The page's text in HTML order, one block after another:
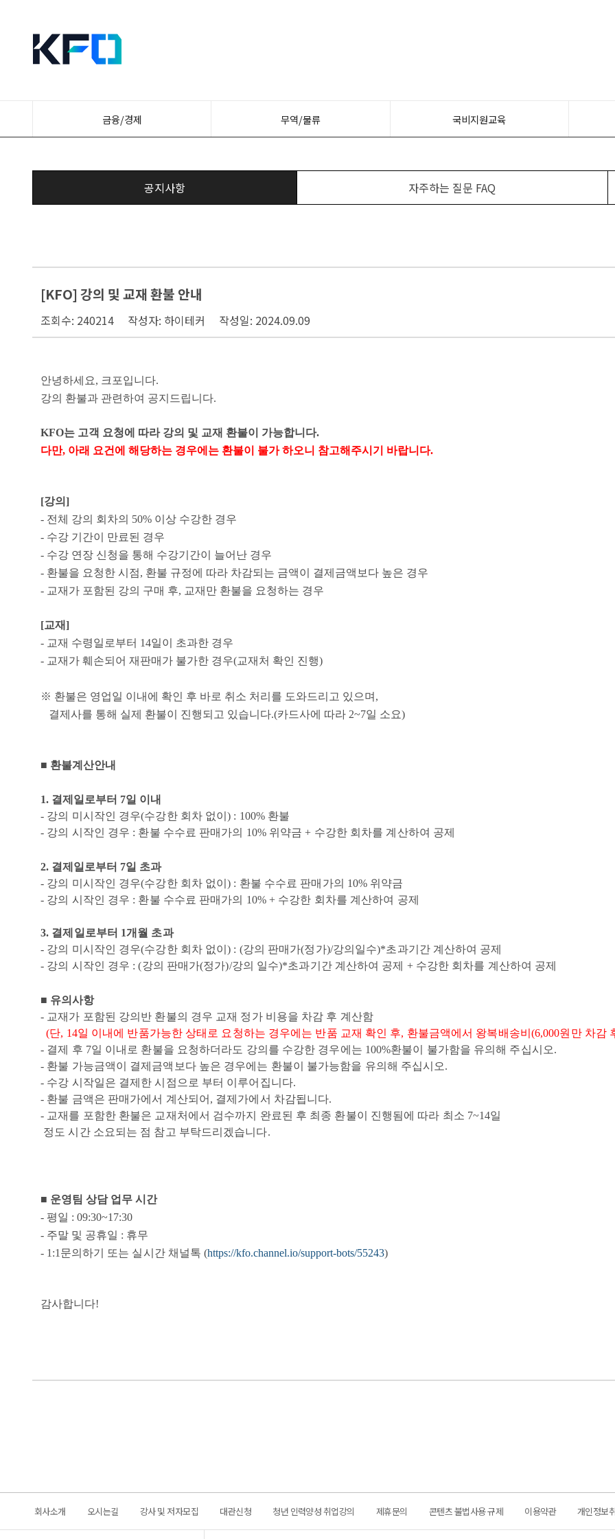
금융/경제 무역/물류 국비지원교육
공지사항 자주하는 질문 FAQ
[KFO] 강의 및 교재 환불 안내
조회수: 240214 작성자: 하이테커 작성일: 2024.09.09
안녕하세요, 크포입니다.
강의 환불과 관련하여 공지드립니다.
KFO는 고객 요청에 따라 강의 및 교재 환불이 가능합니다.
다만, 아래 요건에 해당하는 경우에는 환불이 불가 하오니 참고해주시기 바랍니다.
[강의]
- 전체 강의 회차의 50% 이상 수강한 경우
- 수강 기간이 만료된 경우
- 수강 연 장 신청을 통해 수강기간이 늘어난 경우
- 환불을 요청한 시점, 환불 규정에 따라 차감되는 금액이 결제금액보다 높은 경우
- 교재가 포함된 강의 구매 후, 교재만 환불을 요청하는 경우
[교재]
- 교재 수령일로부터 14일이 초과한 경우
- 교재가 훼손되어 재판매가 불가한 경우(교재처 확인 진행)
※ 환불은 영업일 이내에 확인 후 바로 취소 처리를 도와드리고 있으며,
결제사를 통해 실제 환불이 진행되고 있습니다.(카드사에 따라 2~7일 소요)
■ 환불계산안내
1. 결제일로부터 7일 이내
- 강의 미시작인 경우(수강한 회차 없이) : 100% 환불
- 강의 시작인 경우 : 환불 수수료 판매가의 10% 위약금 + 수강한 회차를 계산하여 공제
2. 결제일로부터 7일 초과
- 강의 미시작인 경우(수강한 회차 없이) : 환불 수수료 판매가의 10% 위약금
- 강의 시작인 경우 : 환불 수수료 판매가의 10% + 수강한 회차를 계산하여 공제
3. 결제일로부터 1개월 초과
- 강의 미시작인 경우(수강한 회차 없이) : (강의 판매가(정가)/강의일수)*초과기간 계산하여 공제
- 강의 시작인 경우 : (강의 판매가(정가)/강의 일수)*초과기간 계산하여 공제 + 수강한 회차를 계산하여 공제
■ 유의사항
- 교재가 포함된 강의반 환불의 경우 교재 정가 비용을 차감 후 계산함
(단, 14일 이내에 반품가능한 상태로 요청하는 경우에는 반품 교재 확인 후, 환불금액에서 왕복배송비(6,000원만 차감
- 결제 후 7일 이내로 환불을 요청하더라도 강의를 수강한 경우에는 100%환불이 불가함을 유의해 주십시오.
- 환불 가능금액이 결제금액보다 높은 경우에는 환불이 불가능함을 유의해 주십시오.
- 수강 시작일은 결제한 시점으로 부터 이루어집니다.
- 환불 금액은 판매가에서 계산되어, 결제가에서 차감됩니다.
- 교재를 포함한 환불은 교재처에서 검수까지 완료된 후 최종 환불이 진행됨에 따라 최소 7~14일
정도 시간 소요되는 점 참고 부탁드리겠습니다.
■ 운영팀 상담 업무 시간
- 평일 : 09:30~17:30
- 주말 및 공휴일 : 휴무
- 1:1문의하기
또는 실시간 채널톡(https://kfo.channel.io/support-bots/55243)
감사합니다!
회사소개 오시는길 강사 및 저자모집 대관신청 청년 인력양성 취업강의 제휴문의 콘텐츠 불법사용 규제 이용약관 개인정보